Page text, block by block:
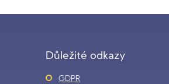
Důležité odkazy
GDPR